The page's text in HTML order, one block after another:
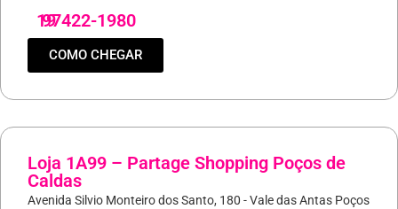
19
97422-1980
COMO CHEGAR
Loja 1A99 – Partage Shopping Poços de
Caldas
Avenida Silvio Monteiro dos Santo, 180 - Vale das Antas Poços